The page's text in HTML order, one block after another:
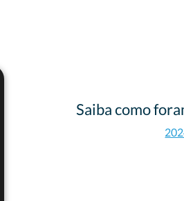
Saiba como